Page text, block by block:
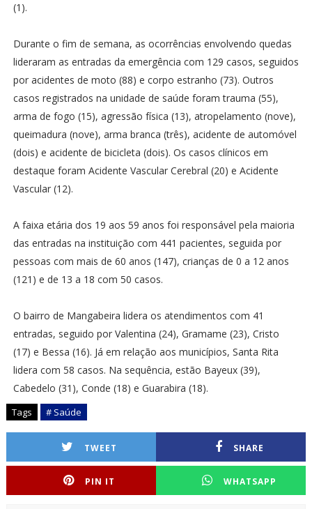
(1).
Durante o fim de semana, as ocorrências envolvendo quedas
lideraram as entradas da emergência com 129 casos, seguidos
por acidentes de moto (88) e corpo estranho (73). Outros
casos registrados na unidade de saúde foram trauma (55),
arma de fogo (15), agressão física (13), atropelamento (nove),
queimadura (nove), arma branca (três), acidente de automóvel
(dois) e acidente de bicicleta (dois). Os casos clínicos em
destaque foram Acidente Vascular Cerebral (20) e Acidente
Vascular (12).
A faixa etária dos 19 aos 59 anos foi responsável pela maioria
das entradas na instituição com 441 pacientes, seguida por
pessoas com mais de 60 anos (147), crianças de 0 a 12 anos
(121) e de 13 a 18 com 50 casos.
O bairro de Mangabeira lidera os atendimentos com 41
entradas, seguido por Valentina (24), Gramame (23), Cristo
(17) e Bessa (16). Já em relação aos municípios, Santa Rita
lidera com 58 casos. Na sequência, estão Bayeux (39),
Cabedelo (31), Conde (18) e Guarabira (18).
Tags # Saúde
TWEET SHARE
PIN IT WHATSAPP